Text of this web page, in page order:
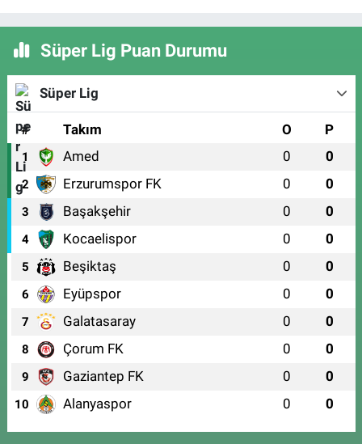
Süper Lig Puan Durumu
Süper Lig
# Takım O P
1 Amed 0 0
2 Erzurumspor FK 0 0
3 Başakşehir 0 0
4 Kocaelispor 0 0
5 Beşiktaş 0 0
6 Eyüpspor 0 0
7 Galatasaray 0 0
8 Çorum FK 0 0
9 Gaziantep FK 0 0
10 Alanyaspor 0 0